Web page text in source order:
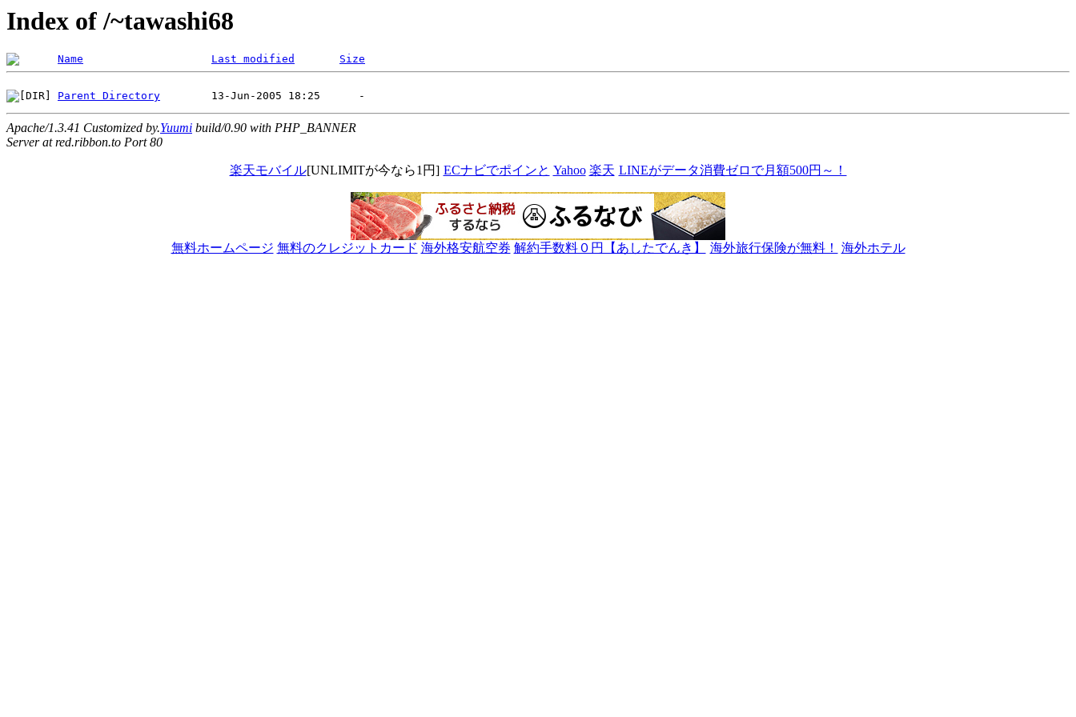
Index of /~tawashi68
Name Last modified Size
Parent Directory
Apache/1.3.41 Customized by.Yuumi build/0.90 with PHP_BANNER
Server at red.ribbon.to Port 80
楽天モバイル[UNLIMITが今なら1円] ECナビでポインと Yahoo 楽天 LINEがデータ消費ゼロで月額500円～！
無料ホームページ 無料のクレジットカード 海外格安航空券 解約手数料０円【あしたでんき】 海外旅行保険が無料！ 海外ホテル